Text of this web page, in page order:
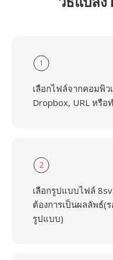
1
เลือกไฟล์จากคอมพิว
Dropbox, URL หรือ
2
เลือกรูปแบบไฟล์
ต้องการเป็นผลลัพธ์(
รูปแบบ)